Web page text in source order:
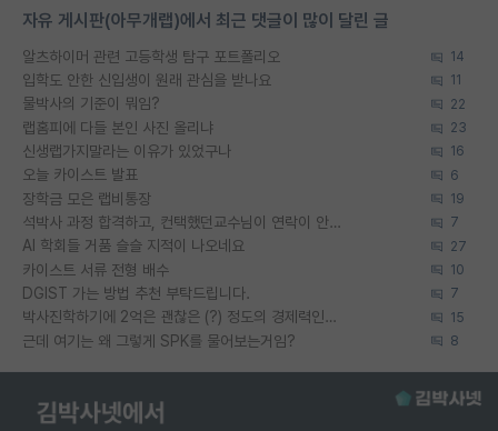
자유 게시판(아무개랩)에서 최근 댓글이 많이 달린 글
알츠하이머 관련 고등학생 탐구 포트폴리오 14
입학도 안한 신입생이 원래 관심을 받나요 11
물박사의 기준이 뭐임? 22
랩홈피에 다들 본인 사진 올리냐 23
신생랩가지말라는 이유가 있었구나 16
오늘 카이스트 발표 6
장학금 모은 랩비통장 19
석박사 과정 합격하고, 컨택했던교수님이 연락이 안됩니다... 7
AI 학회들 거품 슬슬 지적이 나오네요 27
카이스트 서류 전형 배수 10
DGIST 가는 방법 추천 부탁드립니다. 7
박사진학하기에 2억은 괜찮은 (?) 정도의 경제력인가요 15
근데 여기는 왜 그렇게 SPK를 물어보는거임? 8